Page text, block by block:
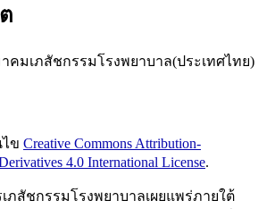
คมเภสัชกรรมโรงพยาบาล(ประเทศไทย)
ข Creative Commons Attribution-
4.0 International License.
ภสัชกรรมโรงพยาบาลเผยแพร่ภายใต้